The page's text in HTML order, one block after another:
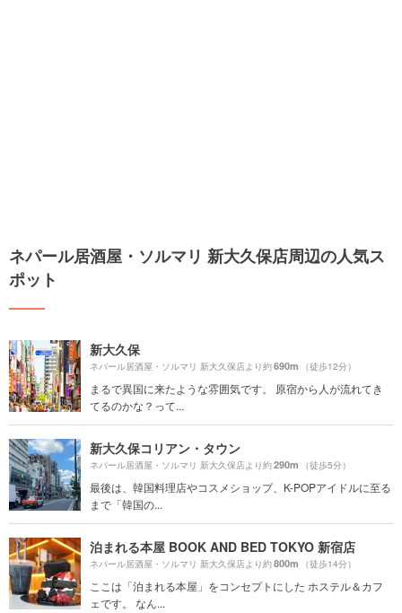
ネパール居酒屋・ソルマリ 新大久保店周辺の人気ス
ポット
新大久保
ネパール居酒屋・ソルマリ 新大久保店より約690m （徒歩12分）
まるで異国に来たような雰囲気です。 原宿から人が流れてき
てるのかな？って...
新大久保コリアン・タウン
ネパール居酒屋・ソルマリ 新大久保店より約290m （徒歩5分）
最後は、韓国料理店やコスメショップ、K-POPアイドルに至る
まで「韓国の...
泊まれる本屋 BOOK AND BED TOKYO 新宿店
ネパール居酒屋・ソルマリ 新大久保店より約800m （徒歩14分）
ここは「泊まれる本屋」をコンセプトにした ホステル＆カフ
ェです。 なん...